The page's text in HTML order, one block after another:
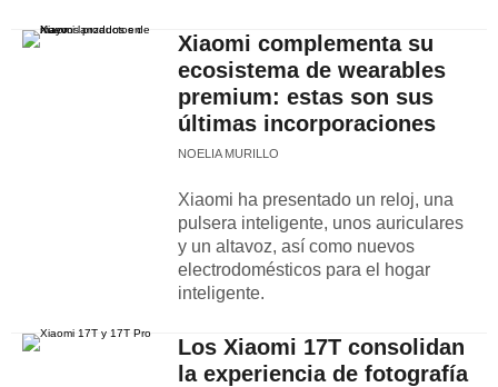
Xiaomi complementa su
ecosistema de wearables
premium: estas son sus
últimas incorporaciones
NOELIA MURILLO
Xiaomi ha presentado un reloj, una
pulsera inteligente, unos auriculares
y un altavoz, así como nuevos
electrodomésticos para el hogar
inteligente.
Los Xiaomi 17T consolidan
la experiencia de fotografía